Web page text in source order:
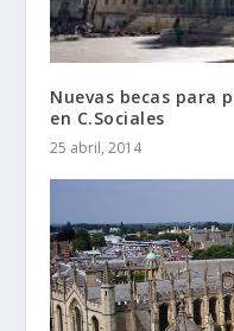
Nuevas becas para
en C.Sociales
25 abril, 2014